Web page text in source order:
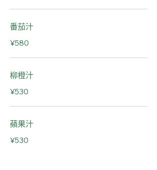
番茄汁
¥580
柳橙汁
¥530
蘋果汁
¥530